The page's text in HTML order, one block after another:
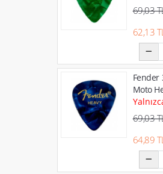
69,03
62,13
Fender
Moto
69,03
64,89